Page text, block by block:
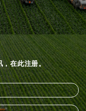
，在此注册。